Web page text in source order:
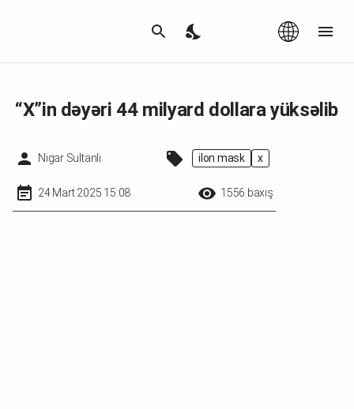
“X”in dəyəri 44 milyard dollara yüksəlib
Nigar Sultanli i̇lon mask x
24 Mart 2025 15:08 1556 baxış